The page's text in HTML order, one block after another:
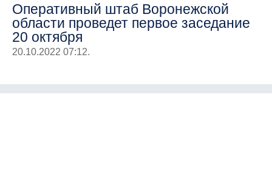
Оперативный штаб Воронежской
области проведет первое заседание
20 октября
20.10.2022 07:12.